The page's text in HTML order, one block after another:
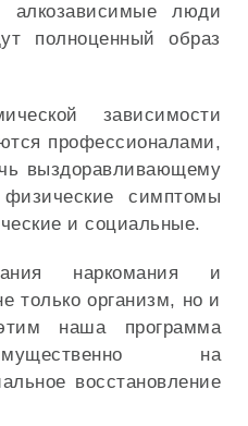
люди
полноценный образ
зависимости
профессионалами,
выздоравливающему
симптомы
и социальные.
наркомания и
только организм, но и
наша программа
на
восстановление